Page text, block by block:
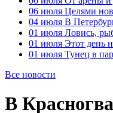
06 июля Целями
04 июля В
01 июля Ловись,
01 июля Этот день
01 июля Тунец в
Все новости
В